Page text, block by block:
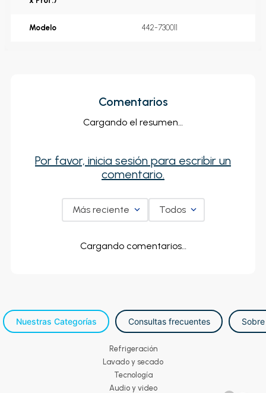
Modelo 442-730011
Comentarios
Cargando el resumen…
Por favor, inicia sesión para escribir un
comentario.
Más reciente Todos
Cargando comentarios…
Nuestras Categorías Consultas frecuentes
Refrigeración
Lavado y secado
Tecnología
Audio y video